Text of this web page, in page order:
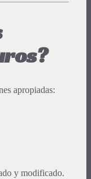
apropiadas:
y modificado.